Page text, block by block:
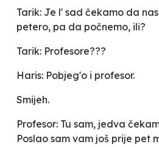
Tarik: Je l' sad čekamo da
petero, pa da počnemo, ili?
Tarik: Profesore???
Haris: Pobjeg'o i profesor.
Smijeh.
Profesor: Tu sam, jedva
Poslao sam vam još prije pet